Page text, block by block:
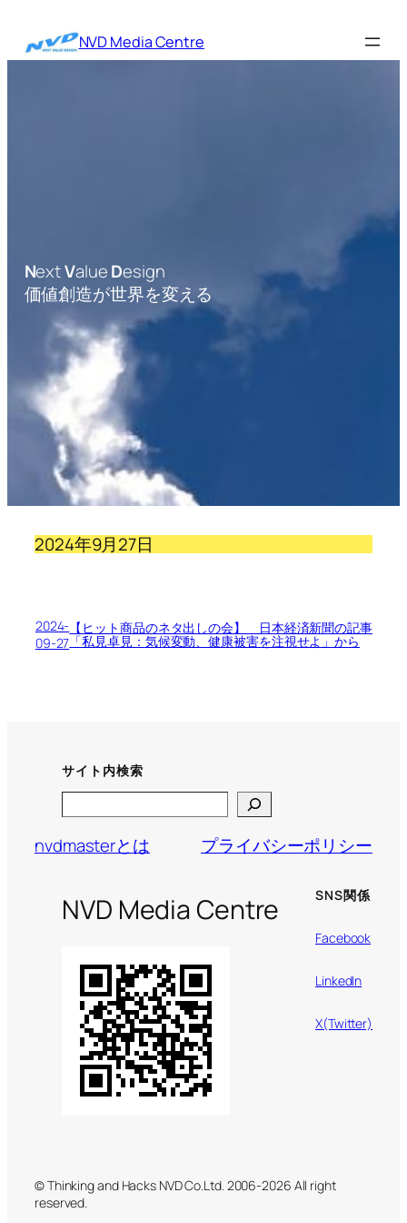
を
NVD Media Centre
NextValueDesign
価値創造が世界を変える
2024年9月27日
2024-
09-27
【ヒット商品のネタ出しの会】 日本経済新聞の記事
「私見卓見：気候変動、健康被害を注視せよ」から
サイト内検索
nvdmasterとは
プライバシーポリシー
NVD Media Centre SNS関係
Facebook
LinkedIn
X(Twitter)
© Thinking and Hacks NVD Co.Ltd. 2006-2026 All right
reserved.